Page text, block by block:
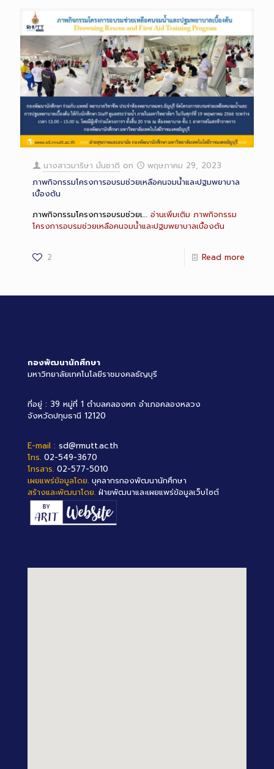
นางสาวมาริษา มั่นชาติ on
พฤษภาคม 29, 2023
ภาพกิจกรรมโครงการอบรมช่วยเหลือคนจมน้ำและปฐมพยาบาล
เบื้องต้น
ภาพกิจกรรมโครงการอบรมช่วยเ… อ่านเพิ่มเติม ภาพกิจกรรม
โครงการอบรมช่วยเหลือคนจมน้ำและปฐมพยาบาลเบื้องต้น
2 Read more
กองพัฒนานักศึกษา
มหาวิทยาลัยเทคโนโลยีราชมงคลธัญบุรี
ที่อยู่ : 39 หมู่ที่ 1 ตำบลคลองหก อำเภอคลองหลวง
จังหวัดปทุมธานี 12120
E-mail : sd@rmutt.ac.th
โทร. 02-549-3670
โทรสาร. 02-577-5010
เผยแพร่ข้อมูลโดย. บุคลากรกองพัฒนานักศึกษา
สร้างและพัฒนาโดย. ฝ่ายพัฒนาและเผยแพร่ข้อมูลเว็บไซต์